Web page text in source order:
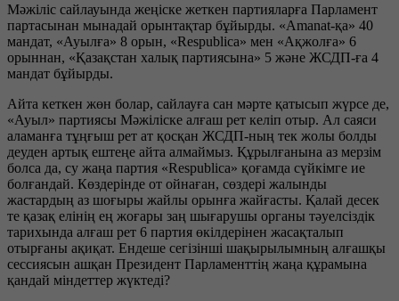
Мәжіліс сайлауында жеңіске жеткен партияларға Парламент
партасынан мынадай орынтақтар бұйырды. «Amanat-қа» 40
мандат, «Ауылға» 8 орын, «Respublica» мен «Ақжолға» 6
орыннан, «Қазақстан халық партиясына» 5 және ЖСДП-ға 4
мандат бұйырды.
Айта кеткен жөн болар, сайлауға сан мәрте қатысып жүрсе де,
«Ауыл» партиясы Мәжіліске алғаш рет келіп отыр. Ал саяси
аламанға тұңғыш рет ат қосқан ЖСДП-ның тек жолы болды
деуден артық ештеңе айта алмаймыз. Құрылғанына аз мерзім
болса да, су жаңа партия «Respublica» қоғамда сүйкімге ие
болғандай. Көздерінде от ойнаған, сөздері жалынды
жастардың аз шоғыры жайлы орынға жайғасты. Қалай десек
те қазақ елінің ең жоғары заң шығарушы органы тәуелсіздік
тарихында алғаш рет 6 партия өкілдерінен жасақталып
отырғаны ақиқат. Ендеше сегізінші шақырылымның алғашқы
сессиясын ашқан Президент Парламенттің жаңа құрамына
қандай міндеттер жүктеді?